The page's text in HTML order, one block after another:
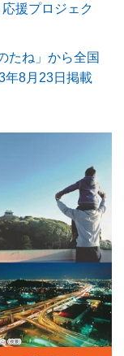
援プロジェク
たね」から全国
年8月23日掲載